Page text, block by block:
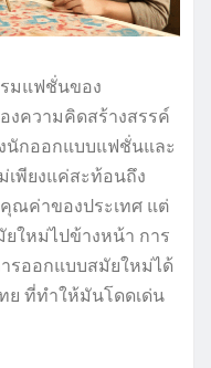
มแฟชั่นของ
งความคิดสร้างสรรค์
นักออกแบบแฟชั่นและ
พียงแค่สะท้อนถึง
ณค่าของประเทศ แต่
ใหม่ไปข้างหน้า การ
รออกแบบสมัยใหม่ได้
ย ที่ทำให้มันโดดเด่น